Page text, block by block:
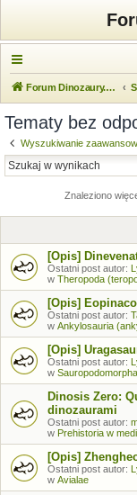
Forum Dinozaury.com
Tematy bez
Wyszukiwanie
Znaleziono
[Opis]
Ostatni post autor:
w Theropoda
[Opis]
Ostatni post autor:
w Ankylosauria
[Opis]
Ostatni post autor:
w
Dinosis Zero:
dinozaurami
Ostatni post autor:
w Prehistoria w
[Opis]
Ostatni post autor:
w Avialae